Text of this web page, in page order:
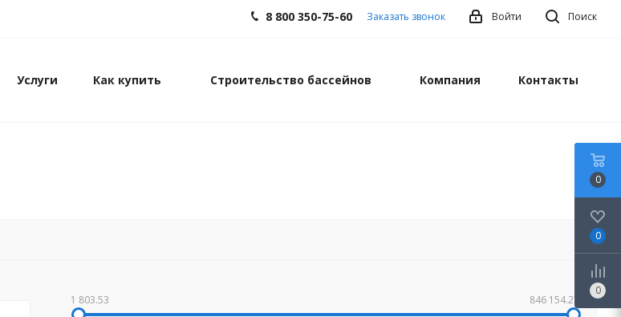
Поиск
Войти
8 800 350-75-60 Заказать звонок
Услуги Как купить Строительство бассейнов Компания Контакты
1 803.53 846 154.27
0
0
0